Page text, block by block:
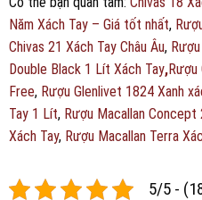
Năm Xách Tay – Giá tốt nhất,
Chivas 21 Xách Tay Châu Âu,
Double Black 1 Lít Xách Tay,Rượu
Free, Rượu Glenlivet 1824 Xanh
Tay 1 Lít, Rượu Macallan Concept
Xách Tay, Rượu Macallan Terra
5/5 -